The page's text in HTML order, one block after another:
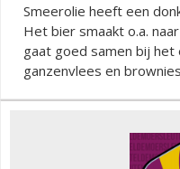
Smeerolie heeft een
Het bier smaakt o.a.
gaat goed samen bij
ganzenvlees en